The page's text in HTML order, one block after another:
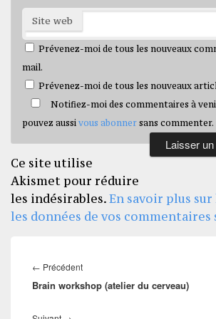
Site web
Prévenez-moi de tous les nouveaux
mail.
Prévenez-moi de tous les nouveaux
Notifiez-moi des commentaires à
pouvez aussi vous abonner sans commenter.
Ce site utilise
Akismet pour réduire
les indésirables.En savoir plus
les données de vos
de
← PrécédentArticle
précédent :
Brain workshop (atelier du cerveau)